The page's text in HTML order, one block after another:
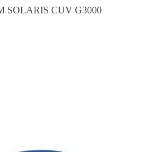
SOLARIS CUV G3000